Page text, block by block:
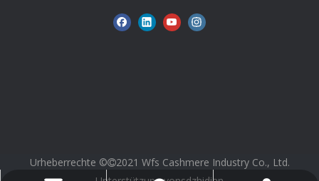
Urheberrechte ©2021 Wfs Cashmere Industry Co., Ltd.